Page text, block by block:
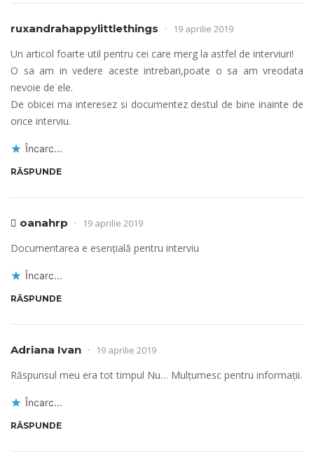
ruxandrahappylittlethings 19 aprilie 2019
Un articol foarte util pentru cei care merg la astfel de interviuri!
O sa am in vedere aceste intrebari,poate o sa am vreodata
nevoie de ele.
De obicei ma interesez si documentez destul de bine inainte de
orice interviu.
Încarc...
RĂSPUNDE
oanahrp 19 aprilie 2019
Documentarea e esențială pentru interviu
Încarc...
RĂSPUNDE
Adriana Ivan 19 aprilie 2019
Răspunsul meu era tot timpul Nu… Mulțumesc pentru informații.
Încarc...
RĂSPUNDE